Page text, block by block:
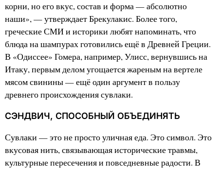
корни, но его вкус, состав и форма — абсолютно
наши», — утверждает Брекулакис. Более того,
греческие СМИ и историки любят напоминать, что
блюда на шампурах готовились ещё в Древней Греции.
В «Одиссее» Гомера, например, Улисс, вернувшись на
Итаку, первым делом угощается жареным на вертеле
мясом свинины — ещё один аргумент в пользу
древнего происхождения сувлаки.
СЭНДВИЧ, СПОСОБНЫЙ ОБЪЕДИНЯТЬ
Сувлаки — это не просто уличная еда. Это символ. Это
вкусовая нить, связывающая исторические травмы,
культурные пересечения и повседневные радости. В